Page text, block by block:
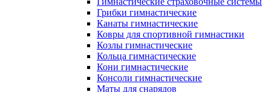
Грибки гимнастические
Канаты гимнастические
Ковры для спортивной гимнастики
Козлы гимнастические
Кольца гимнастические
Кони гимнастические
Консоли гимнастические
Маты для снарядов